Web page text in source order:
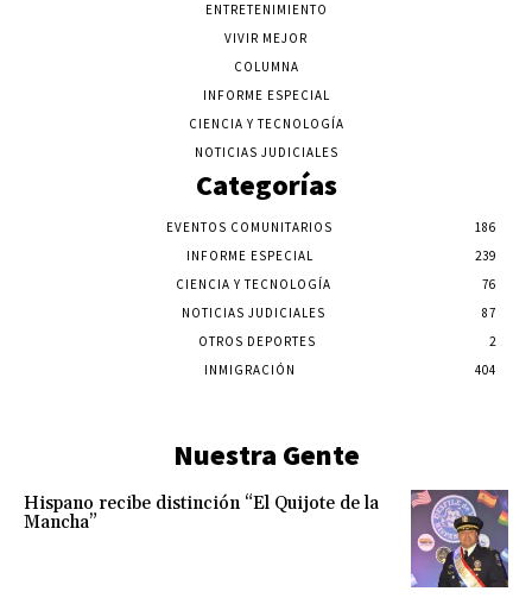
ENTRETENIMIENTO
VIVIR MEJOR
COLUMNA
INFORME ESPECIAL
CIENCIA Y TECNOLOGÍA
NOTICIAS JUDICIALES
Categorías
EVENTOS COMUNITARIOS
186
INFORME ESPECIAL
239
CIENCIA Y TECNOLOGÍA
76
NOTICIAS JUDICIALES
87
OTROS DEPORTES
2
INMIGRACIÓN
404
Nuestra Gente
Hispano recibe distinción “El Quijote de la
Mancha”